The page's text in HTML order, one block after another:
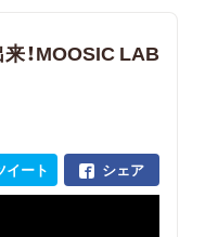
！MOOSIC LAB
シェア
イート